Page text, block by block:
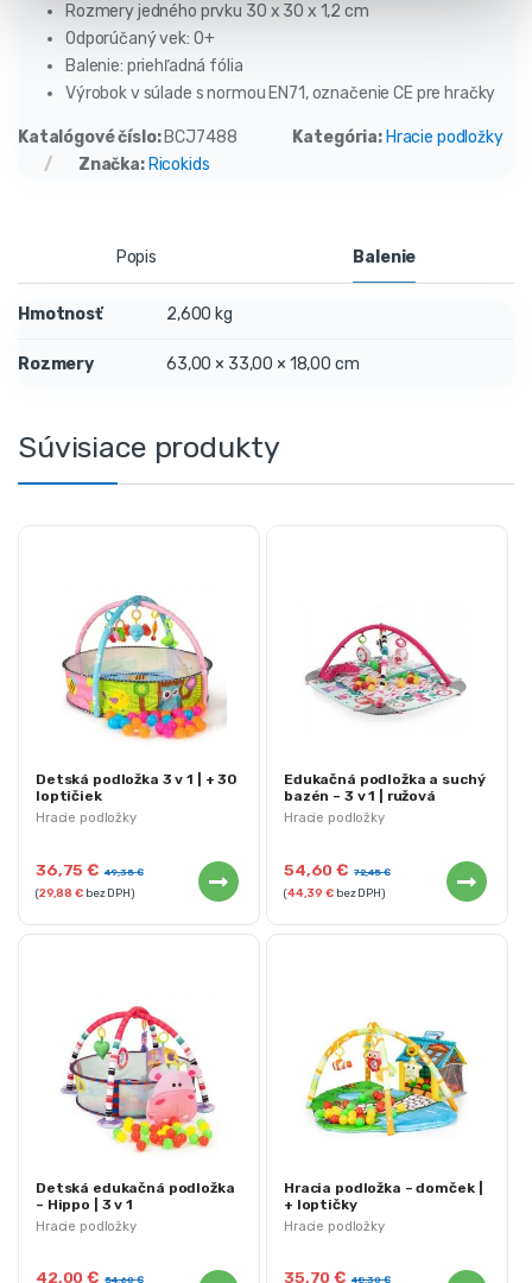
Rozmery jedného prvku 30 x 30 x 1,2 cm
Odporúčaný vek: 0+
Balenie: priehľadná fólia
Výrobok v súlade s normou EN71, označenie CE pre hračky
Katalógové číslo: BCJ7488 Kategória: Hracie podložky
Značka: Ricokids
Popis Balenie
Hmotnosť 2,600 kg
Rozmery 63,00 × 33,00 × 18,00 cm
Súvisiace produkty
Hracie podložky
Detská podložka 3 v 1 | + 30
loptičiek
36,75€ 49,35€
(29,88€bez DPH)
Hracie podložky
Edukačná podložka a suchý
bazén – 3 v 1 | ružová
54,60€ 72,45€
(44,39€bez DPH)
Hracie podložky
Detská edukačná podložka
– Hippo | 3 v 1
42,00€ 54,60€
Hracie podložky
Hracia podložka – domček |
+ loptičky
35,70€ 48,30€